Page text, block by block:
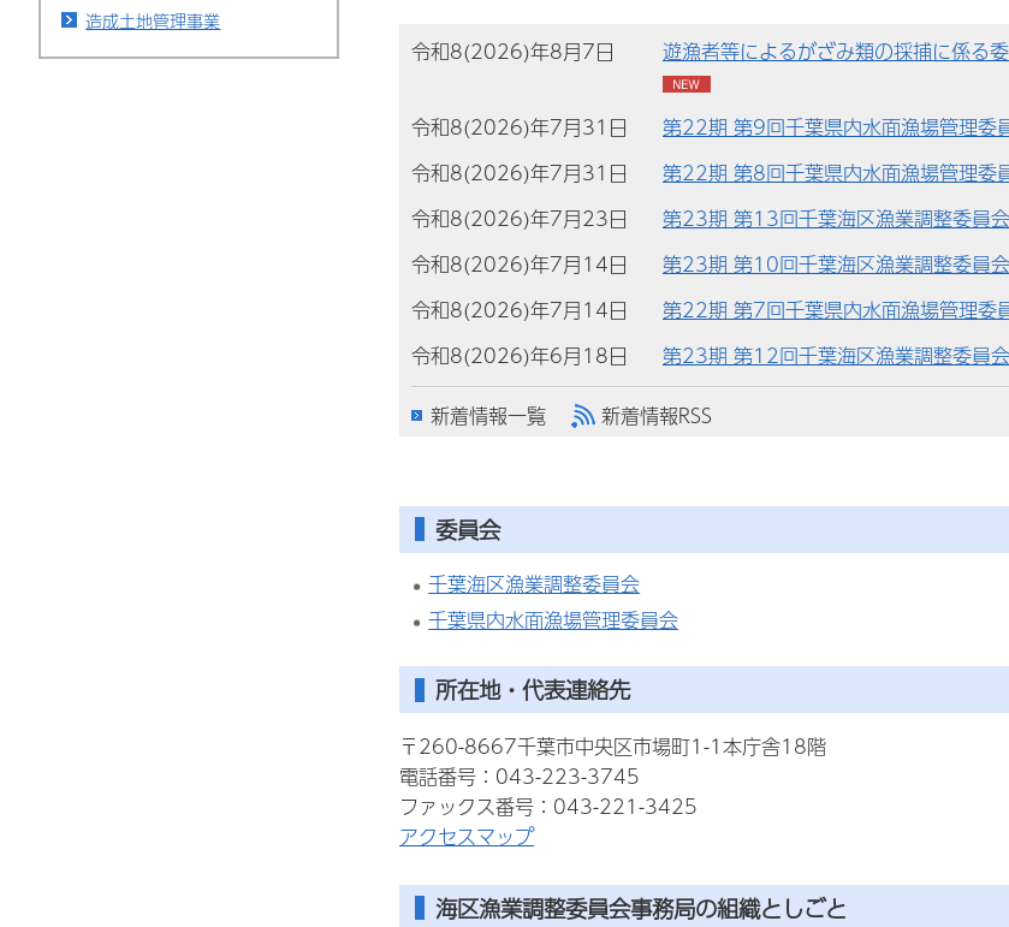
造成土地管理事業
令和8(2026)年8月7日 遊漁者等によるがざみ類の採捕に係る
令和8(2026)年7月31日
第22期 第9回千葉県内水面漁場管理委
令和8(2026)年7月31日
第22期 第8回千葉県内水面漁場管理委
令和8(2026)年7月23日
第23期 第13回千葉海区漁業調整委員
令和8(2026)年7月14日
第23期 第10回千葉海区漁業調整委員
令和8(2026)年7月14日
第22期 第7回千葉県内水面漁場管理委
令和8(2026)年6月18日
第23期 第12回千葉海区漁業調整委員
新着情報一覧
新着情報RSS
委員会
千葉海区漁業調整委員会
千葉県内水面漁場管理委員会
所在地・代表連絡先
〒260-8667千葉市中央区市場町1-1本庁舎18階
電話番号：043-223-3745
ファックス番号：043-221-3425
アクセスマップ
海区漁業調整委員会事務局の組織としごと